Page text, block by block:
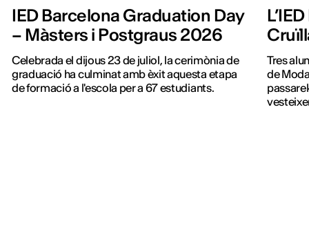
IED Barcelona Graduation Day
– Màsters i Postgraus 2026
Celebrada el dijous 23 de juliol, la cerimònia de
graduació ha culminat amb èxit aquesta etapa
de formació a l'escola per a 67 estudiants.
Tres
de